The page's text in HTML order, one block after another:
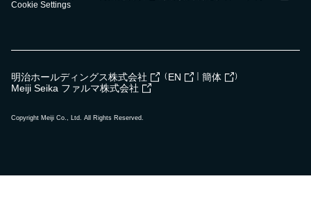
Cookie Settings
明治ホールディングス株式会社 （ EN 簡体 ）
Meiji Seika ファルマ株式会社
Copyright Meiji Co., Ltd. All Rights Reserved.